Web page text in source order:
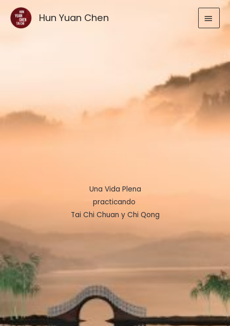
contenido
Hun Yuan Chen
Una Vida Plena
practicando
Tai Chi Chuan y Chi Qong